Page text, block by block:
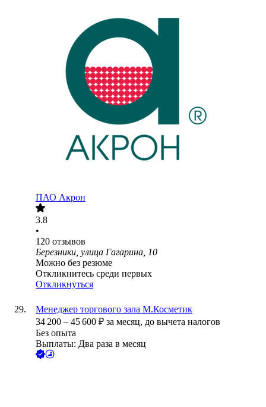
ПАО Акрон
3.8
•
120 отзывов
Березники, улица Гагарина, 10
Можно без резюме
Откликнитесь среди первых
Откликнуться
Менеджер торгового зала М.Косметик
34 200 – 45 600 ₽ за месяц, до вычета налогов
Без опыта
Выплаты: Два раза в месяц